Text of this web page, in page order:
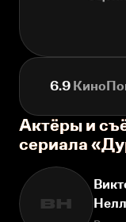
6.9
Актёры и
сериала
ВН